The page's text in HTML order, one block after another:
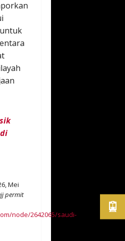
Mei
permit
node/2642065/saudi-